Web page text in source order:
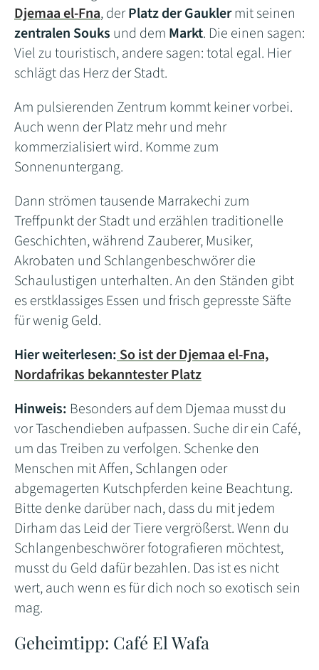
Djemaa el-Fna, derPlatz der Gauklermit seinen
zentralen Souks und dem Markt. Die einen sagen:
Viel zu touristisch, andere sagen: total egal. Hier
schlägt das Herz der Stadt.
Am pulsierenden Zentrum kommt keiner vorbei.
Auch wenn der Platz mehr und mehr
kommerzialisiert wird. Komme zum
Sonnenuntergang.
Dann strömen tausende Marrakechi zum
Treffpunkt der Stadt und erzählen traditionelle
Geschichten, während Zauberer, Musiker,
Akrobaten und Schlangenbeschwörer die
Schaulustigen unterhalten. An den Ständen gibt
es erstklassiges Essen und frisch gepresste Säfte
für wenig Geld.
Hier weiterlesen:So ist der Djemaa el-Fna,
Nordafrikas bekanntester Platz
Hinweis: Besonders auf dem Djemaa musst du
vor Taschendieben aufpassen. Suche dir ein Café,
um das Treiben zu verfolgen. Schenke den
Menschen mit Affen, Schlangen oder
abgemagerten Kutschpferden keine Beachtung.
Bitte denke darüber nach, dass du mit jedem
Dirham das Leid der Tiere vergrößerst. Wenn du
Schlangenbeschwörer fotografieren möchtest,
musst du Geld dafür bezahlen. Das ist es nicht
wert, auch wenn es für dich noch so exotisch sein
mag.
Geheimtipp: Café El Wafa